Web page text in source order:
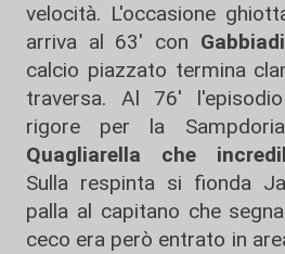
velocità. L'occasione
arriva al 63' con
calcio piazzato termina
traversa. Al 76'
rigore per la
Quagliarella che
Sulla respinta si fionda
palla al capitano che
ceco era però entrato in